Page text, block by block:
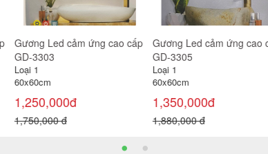
Gương Led cảm ứng cao cấp
GD-3303
Loại 1
60x60cm
1,250,000đ
1,750,000 đ
Gương Led cảm ứng cao cấp
GD-3305
Loại 1
60x60cm
1,350,000đ
1,880,000 đ